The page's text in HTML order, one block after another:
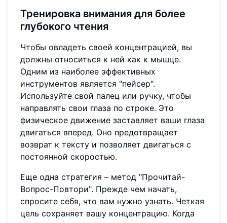
Тренировка внимания для более
глубокого чтения
Чтобы овладеть своей концентрацией, вы
должны относиться к ней как к мышце.
Одним из наиболее эффективных
инструментов является "пейсер".
Используйте свой палец или ручку, чтобы
направлять свои глаза по строке. Это
физическое движение заставляет ваши глаза
двигаться вперед. Оно предотвращает
возврат к тексту и позволяет двигаться с
постоянной скоростью.
Еще одна стратегия – метод "Прочитай-
Вопрос-Повтори". Прежде чем начать,
спросите себя, что вам нужно узнать. Четкая
цель сохраняет вашу концентрацию. Когда